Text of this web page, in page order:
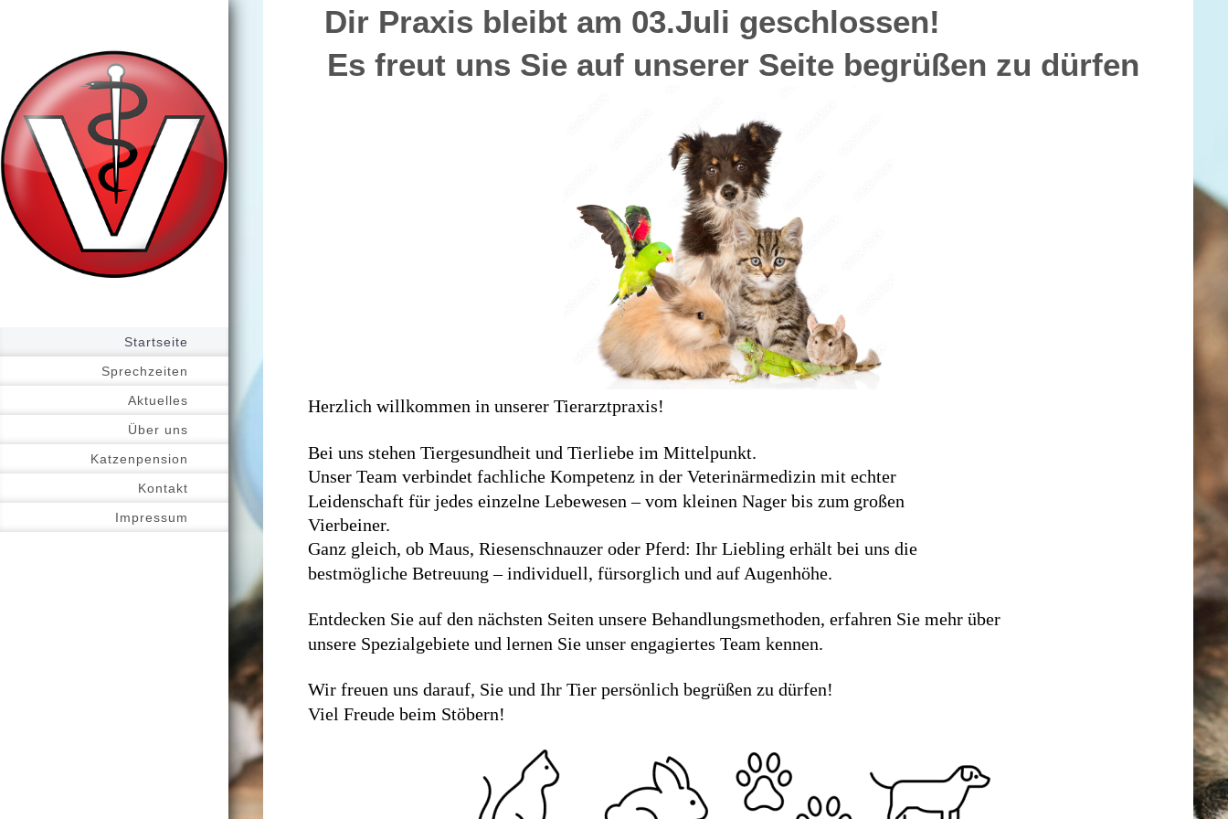
Startseite
Sprechzeiten
Aktuelles
Über uns
Katzenpension
Kontakt
Impressum
Dir Praxis bleibt am 03.Juli geschlossen!
Es freut uns Sie auf unserer Seite begrüßen zu dürfen
Herzlich willkommen in unserer Tierarztpraxis!
Bei uns stehen Tiergesundheit und Tierliebe im Mittelpunkt.
Unser Team verbindet fachliche Kompetenz in der Veterinärmedizin mit echter
Leidenschaft für jedes einzelne Lebewesen – vom kleinen Nager bis zum großen
Vierbeiner.
Ganz gleich, ob Maus, Riesenschnauzer oder Pferd: Ihr Liebling erhält bei uns die
bestmögliche Betreuung – individuell, fürsorglich und auf Augenhöhe.
Entdecken Sie auf den nächsten Seiten unsere Behandlungsmethoden, erfahren Sie mehr über
unsere Spezialgebiete und lernen Sie unser engagiertes Team kennen.
Wir freuen uns darauf, Sie und Ihr Tier persönlich begrüßen zu dürfen!
Viel Freude beim Stöbern!